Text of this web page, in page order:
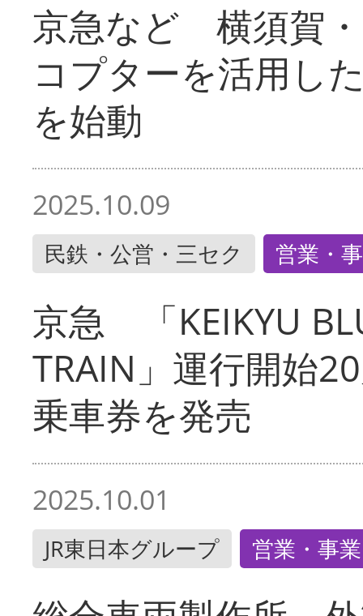
京急など 横須賀
コプターを活用し
を始動
2025.10.09
民鉄・公営・三セク 営業・
京急 「KEIKYU
TRAIN」運行開始
乗車券を発売
2025.10.01
JR東日本グループ 営業・事